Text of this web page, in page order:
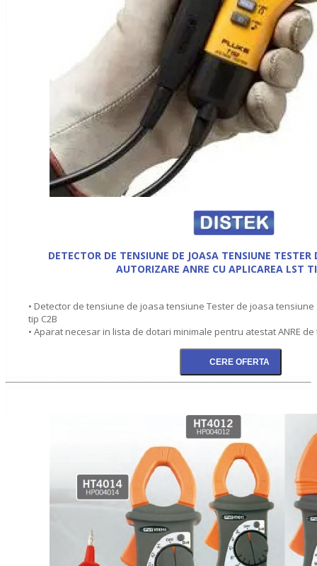
DETECTOR DE TENSIUNE DE JOASA TENSIUNE TESTER
AUTORIZARE ANRE CU APLICAREA LST
• Detector de tensiune de joasa tensiune Tester de joasa tensiune
tip C2B
• Aparat necesar in lista de dotari minimale pentru atestat ANRE de